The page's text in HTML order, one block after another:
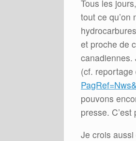
Tous les
tout ce qu’on
et proche de
canadiennes.
(cf.
pouvons
presse.
Je crois